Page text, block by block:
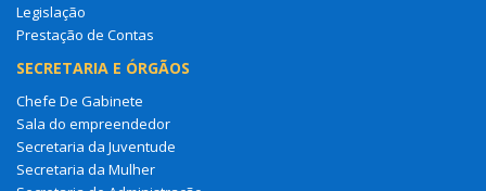
Legislação
Prestação de Contas
SECRETARIA E ÓRGÃOS
Chefe De Gabinete
Sala do empreendedor
Secretaria da Juventude
Secretaria da Mulher